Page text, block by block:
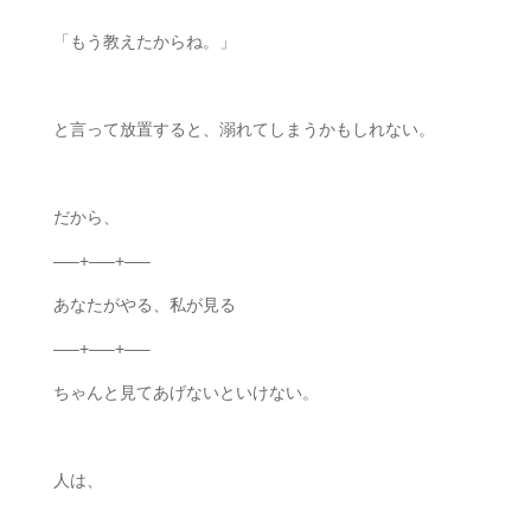
「もう教えたからね。」
と言って放置すると、溺れてしまうかもしれない。
だから、
—–+—–+—–
あなたがやる、私が見る
—–+—–+—–
ちゃんと見てあげないといけない。
人は、